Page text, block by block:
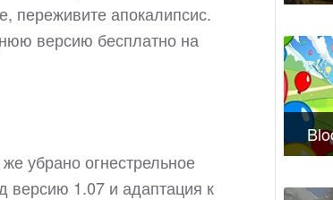
переживите апокалипсис.
версию бесплатно на
убрано огнестрельное
версию 1.07 и адаптация к